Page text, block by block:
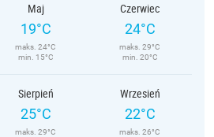
Maj
19°C
maks. 24°C
min. 15°C
Czerwiec
24°C
maks. 29°C
min. 20°C
Sierpień
25°C
maks. 29°C
Wrzesień
22°C
maks. 26°C